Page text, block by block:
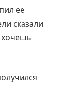
её
сказали
хочешь